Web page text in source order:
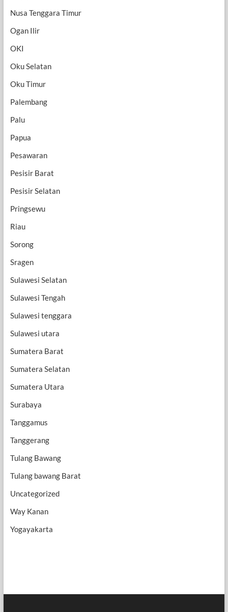
Nusa Tenggara Timur
Ogan Ilir
OKI
Oku Selatan
Oku Timur
Palembang
Palu
Papua
Pesawaran
Pesisir Barat
Pesisir Selatan
Pringsewu
Riau
Sorong
Sragen
Sulawesi Selatan
Sulawesi Tengah
Sulawesi tenggara
Sulawesi utara
Sumatera Barat
Sumatera Selatan
Sumatera Utara
Surabaya
Tanggamus
Tanggerang
Tulang Bawang
Tulang bawang Barat
Uncategorized
Way Kanan
Yogayakarta